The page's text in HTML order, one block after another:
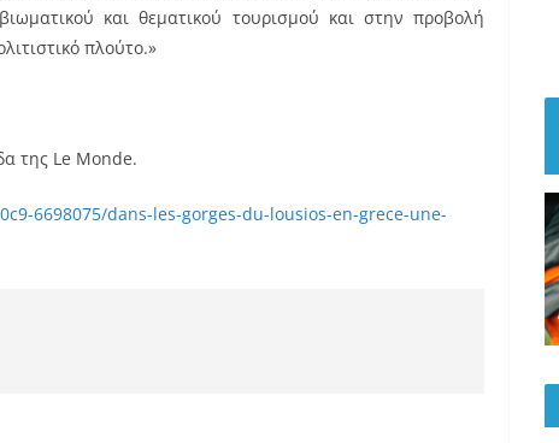
και θεματικού τουρισμού και στην προβολή
πλούτο.»
της Le Monde.
6698075/dans-les-gorges-du-lousios-en-grece-une-